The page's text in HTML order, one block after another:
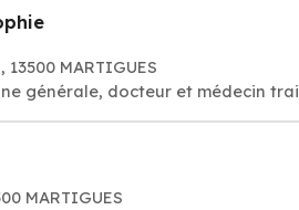
MARTIGUES
générale, docteur et médecin
MARTIGUES